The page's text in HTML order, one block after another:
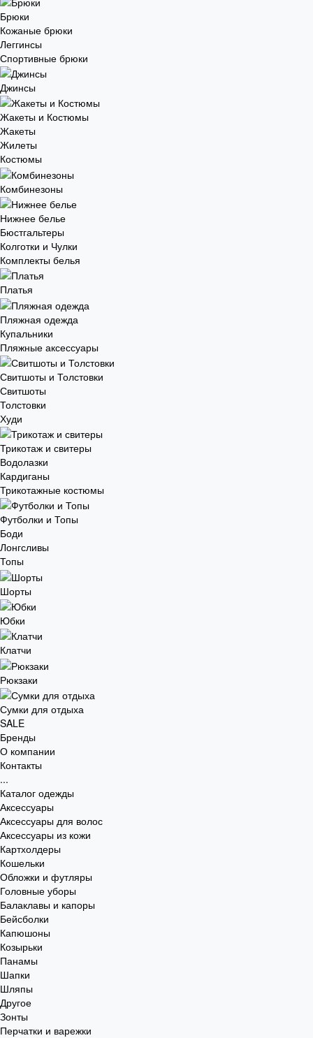
Брюки
Кожаные брюки
Леггинсы
Спортивные брюки
Джинсы
Жакеты и Костюмы
Жакеты
Жилеты
Костюмы
Комбинезоны
Нижнее белье
Бюстгальтеры
Колготки и Чулки
Комплекты белья
Платья
Пляжная одежда
Купальники
Пляжные аксессуары
Свитшоты и Толстовки
Свитшоты
Толстовки
Худи
Трикотаж и свитеры
Водолазки
Кардиганы
Трикотажные костюмы
Футболки и Топы
Боди
Лонгсливы
Топы
Шорты
Юбки
Клатчи
Рюкзаки
Сумки для отдыха
SALE
Бренды
О компании
Контакты
...
Каталог одежды
Аксессуары
Аксессуары для волос
Аксессуары из кожи
Картхолдеры
Кошельки
Обложки и футляры
Головные уборы
Балаклавы и капоры
Бейсболки
Капюшоны
Козырьки
Панамы
Шапки
Шляпы
Другое
Зонты
Перчатки и варежки